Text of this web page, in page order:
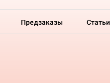
Предзаказы Статьи